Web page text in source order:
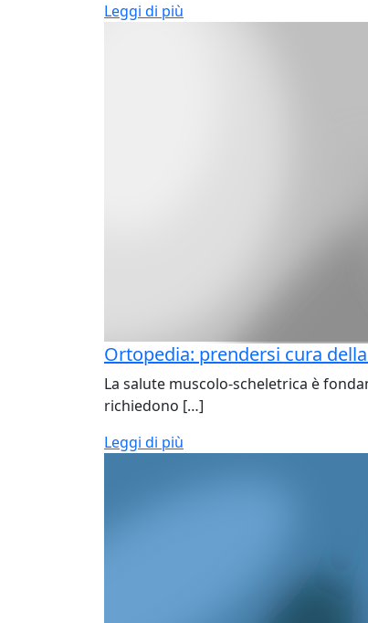
Leggi di più
Ortopedia: prendersi cura
La salute muscolo-scheletrica è
richiedono […]
Leggi di più